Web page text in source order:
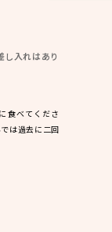
入れはあり
食べてくださ
は過去に二回